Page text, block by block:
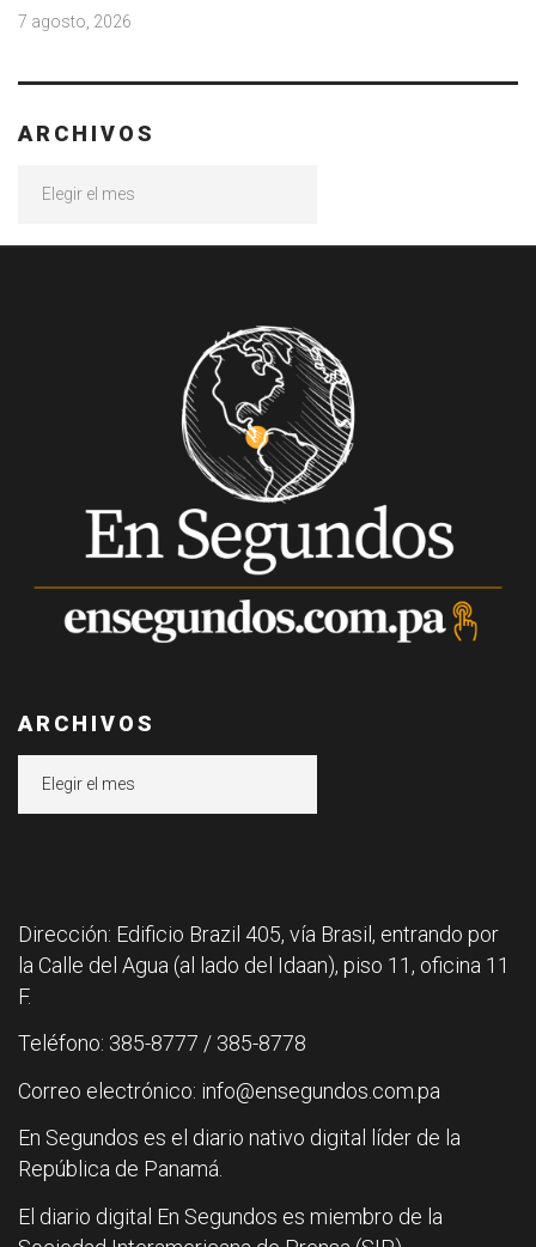
7 agosto, 2026
ARCHIVOS
ARCHIVOS
Dirección: Edificio Brazil 405, vía Brasil, entrando por
la Calle del Agua (al lado del Idaan), piso 11, oficina 11
F.
Teléfono: 385-8777 / 385-8778
Correo electrónico: info@ensegundos.com.pa
En Segundos es el diario nativo digital líder de la
República de Panamá.
El diario digital En Segundos es miembro de la